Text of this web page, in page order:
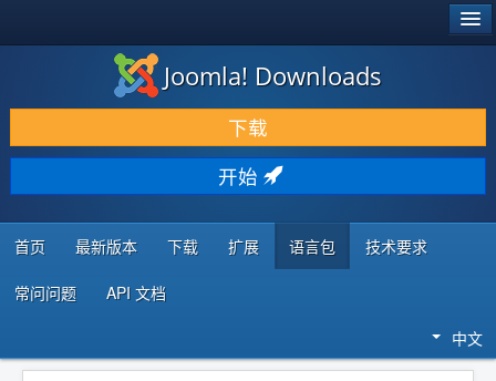
下载 & 扩展
发现 & 学习
社区 & 支持
开发者资源
Joomla! Downloads
下载
开始
首页 最新版本 下载 扩展 语言包 技术要求
常问问题 API 文档
中文